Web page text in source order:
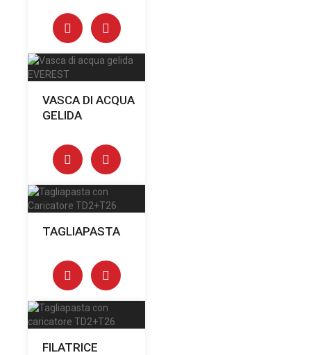
VASCA DI ACQUA
GELIDA
TAGLIAPASTA
FILATRICE